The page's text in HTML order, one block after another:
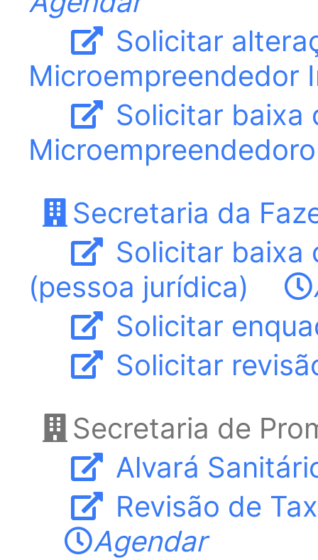
Solicitar
Microempreendedor
Solicitar baixa
Secretaria da
Solicitar baixa
(pessoa jurídica)
Solicitar
Solicitar
Secretaria de
Alvará
Revisão de
Agendar